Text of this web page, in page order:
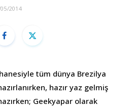
2014
tüm dünya Brezilya
hazır yaz gelmiş
Geekyapar olarak